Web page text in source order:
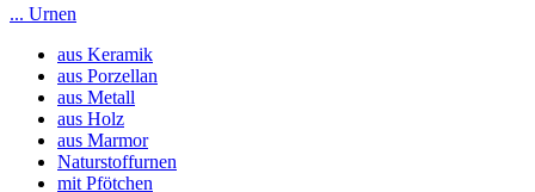
... Urnen
aus Keramik
aus Porzellan
aus Metall
aus Holz
aus Marmor
Naturstoffurnen
mit Pfötchen